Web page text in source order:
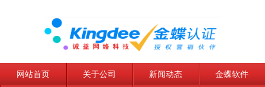
网站首页 关于公司 新闻动态 金蝶软件